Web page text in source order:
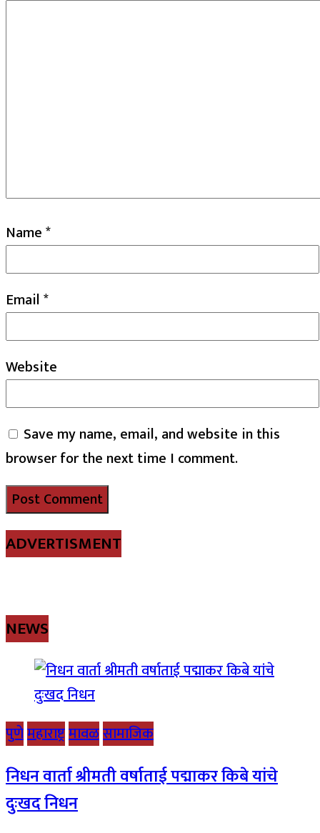
Name*
Email*
Website
Save my name, email, and website in this
browser for the next time I comment.
ADVERTISMENT
NEWS
पुणेमहाराष्ट्रमावळसामाजिक
निधन वार्ता श्रीमती वर्षाताई पद्माकर किबे यांचे
दुःखद निधन